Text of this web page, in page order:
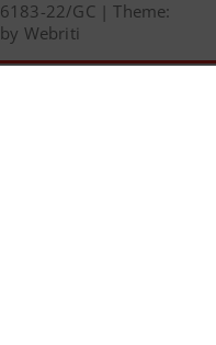
22/GC | Theme:
by Webriti